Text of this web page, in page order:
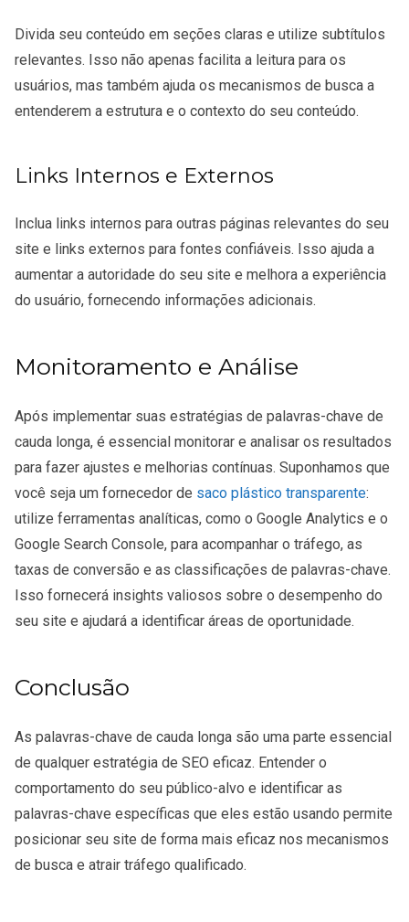
Divida seu conteúdo em seções claras e utilize subtítulos
relevantes. Isso não apenas facilita a leitura para os
usuários, mas também ajuda os mecanismos de busca a
entenderem a estrutura e o contexto do seu conteúdo.
Links Internos e Externos
Inclua links internos para outras páginas relevantes do seu
site e links externos para fontes confiáveis. Isso ajuda a
aumentar a autoridade do seu site e melhora a experiência
do usuário, fornecendo informações adicionais.
Monitoramento e Análise
Após implementar suas estratégias de palavras-chave de
cauda longa, é essencial monitorar e analisar os resultados
para fazer ajustes e melhorias contínuas. Suponhamos que
você seja um fornecedor de saco plástico transparente:
utilize ferramentas analíticas, como o Google Analytics e o
Google Search Console, para acompanhar o tráfego, as
taxas de conversão e as classificações de palavras-chave.
Isso fornecerá insights valiosos sobre o desempenho do
seu site e ajudará a identificar áreas de oportunidade.
Conclusão
As palavras-chave de cauda longa são uma parte essencial
de qualquer estratégia de SEO eficaz. Entender o
comportamento do seu público-alvo e identificar as
palavras-chave específicas que eles estão usando permite
posicionar seu site de forma mais eficaz nos mecanismos
de busca e atrair tráfego qualificado.